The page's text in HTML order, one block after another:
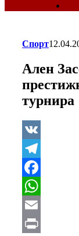
Спорт
Ален
турнира
VK
Telegram
Facebook
WhatsApp
Email